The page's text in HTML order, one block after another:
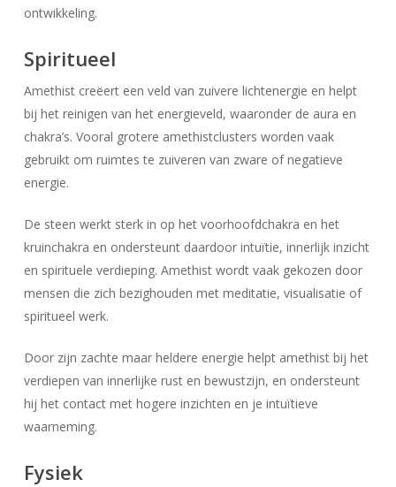
ontwikkeling.
Spiritueel
Amethist creëert een veld van zuivere lichtenergie en helpt
bij het reinigen van het energieveld, waaronder de aura en
chakra’s. Vooral grotere amethistclusters worden vaak
gebruikt om ruimtes te zuiveren van zware of negatieve
energie.
De steen werkt sterk in op het voorhoofdchakra en het
kruinchakra en ondersteunt daardoor intuïtie, innerlijk inzicht
en spirituele verdieping. Amethist wordt vaak gekozen door
mensen die zich bezighouden met meditatie, visualisatie of
spiritueel werk.
Door zijn zachte maar heldere energie helpt amethist bij het
verdiepen van innerlijke rust en bewustzijn, en ondersteunt
hij het contact met hogere inzichten en je intuïtieve
waarneming.
Fysiek